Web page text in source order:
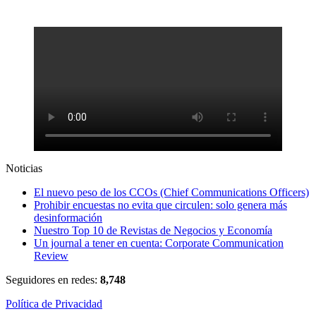
Noticias
El nuevo peso de los CCOs (Chief Communications Officers)
Prohibir encuestas no evita que circulen: solo genera más
desinformación
Nuestro Top 10 de Revistas de Negocios y Economía
Un journal a tener en cuenta: Corporate Communication
Review
Seguidores en redes: 8,748
Política de Privacidad